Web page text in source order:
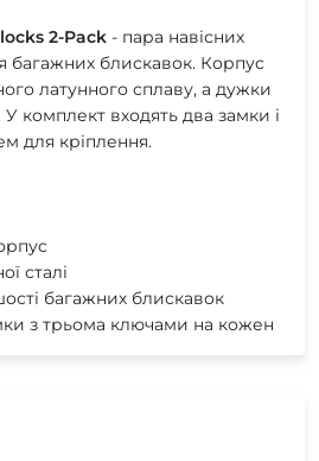
2-Pack - пара навісних
багажних блискавок. Корпус
латунного сплаву, а дужки
У комплект входять два замки і
для кріплення.
сталі
багажних блискавок
з трьома ключами на кожен